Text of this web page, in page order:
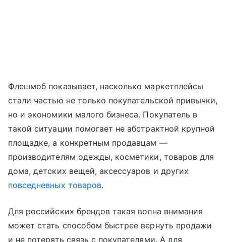
Флешмоб показывает, насколько маркетплейсы
стали частью не только покупательской привычки,
но и экономики малого бизнеса. Покупатель в
такой ситуации помогает не абстрактной крупной
площадке, а конкретным продавцам —
производителям одежды, косметики, товаров для
дома, детских вещей, аксессуаров и других
повседневных товаров.
Для российских брендов такая волна внимания
может стать способом быстрее вернуть продажи
и не потерять связь с покупателями. А для